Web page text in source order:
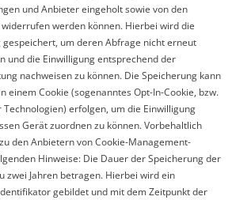
und Anbieter eingeholt sowie von den
werden können. Hierbei wird die
um deren Abfrage nicht erneut
und die Einwilligung entsprechend der
nachweisen zu können. Die Speicherung kann
einem Cookie (sogenanntes Opt-In-Cookie, bzw.
erfolgen, um die Einwilligung
Gerät zuordnen zu können. Vorbehaltlich
den Anbietern von Cookie-Management-
Hinweise: Die Dauer der Speicherung der
zwei Jahren betragen. Hierbei wird ein
gebildet und mit dem Zeitpunkt der